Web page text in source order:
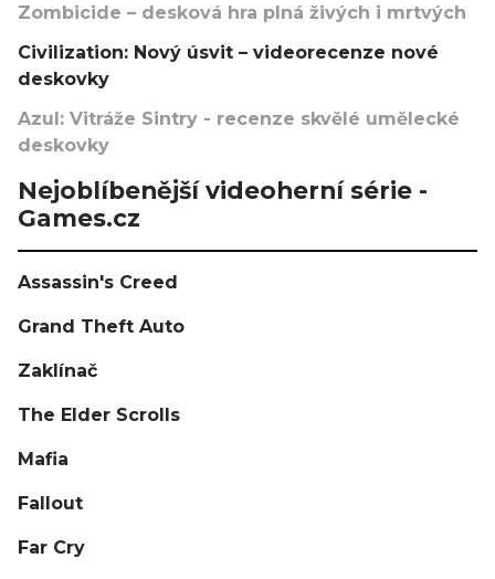
Zombicide – desková hra plná živých i mrtvých
Civilization: Nový úsvit – videorecenze nové
deskovky
Azul: Vitráže Sintry - recenze skvělé umělecké
deskovky
Nejoblíbenější videoherní série -
Games.cz
Assassin's Creed
Grand Theft Auto
Zaklínač
The Elder Scrolls
Mafia
Fallout
Far Cry